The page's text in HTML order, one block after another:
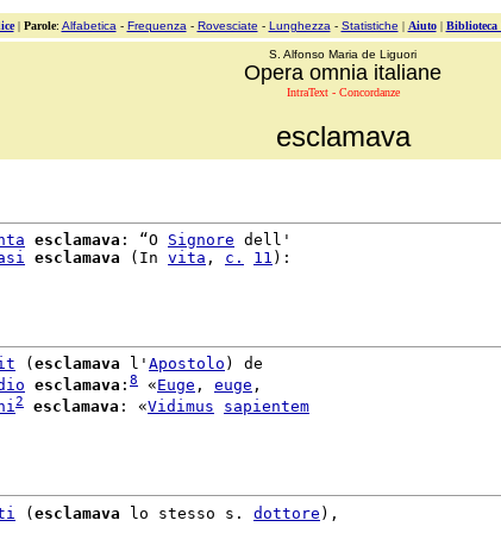
| Parole: Alfabetica - Frequenza - Rovesciate - Lunghezza - Statistiche | Aiuto| Biblioteca
S. Alfonso Maria de Liguori
Opera omnia italiane
IntraText - Concordanze
esclamava
esclamava : “O Signore dell'
esclamava (In vita , c. 11 ):
( esclamava l' Apostolo ) de
esclamava : 8 «Euge , euge ,
2 esclamava : «Vidimus sapientem
(esclamava lo stesso s. dottore ),